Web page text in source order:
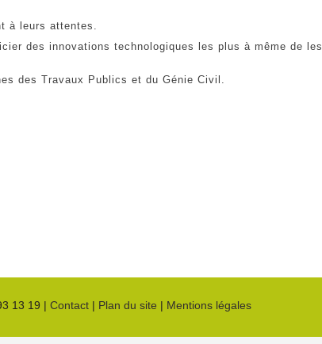
à leurs attentes.
des innovations technologiques les plus à même de les
des Travaux Publics et du Génie Civil.
13 19 | Contact| Plan du site | Mentions légales